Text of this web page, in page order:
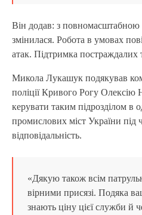
Він додав: з
змінилася. Робота в умовах
атак. Підтримка постраждалих
Микола Лукашук подякував
поліції Кривого Рогу Олексію
керувати таким підрозділом в
промислових міст України під
відповідальність.
«Дякую також всім
вірними присязі. Подяка
знають ціну цієї служби й